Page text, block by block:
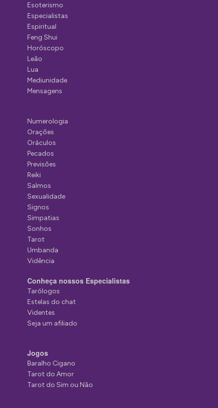
Esoterismo
Especialistas
Espiritual
Feng Shui
Horóscopo
Leão
Lua
Mediunidade
Mensagens
Numerologia
Orações
Oráculos
Pecados
Previsões
Reiki
Salmos
Sexualidade
Signos
Simpatias
Sonhos
Tarot
Umbanda
Vidência
Conheça nossos Especialistas
Tarólogos
Estelas do chat
Videntes
Seja um afiliado
Jogos
Baralho Cigano
Tarot do Amor
Tarot do Sim ou Não